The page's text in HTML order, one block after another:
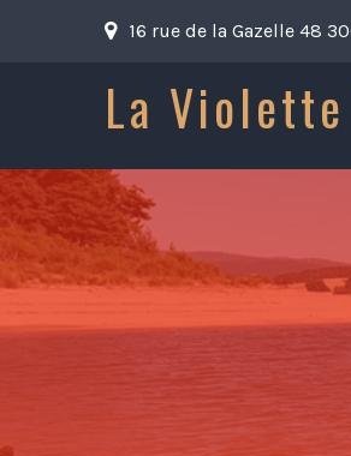
16 rue de la Gazelle 48
La